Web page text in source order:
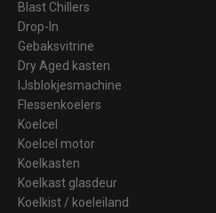
Blast Chillers
Drop-In
Gebaksvitrine
Dry Aged kasten
IJsblokjesmachine
Flessenkoelers
Koelcel
Koelcel motor
Koelkasten
Koelkast glasdeur
Koelkist / koeleiland